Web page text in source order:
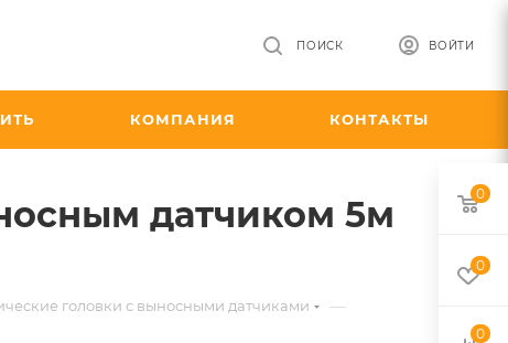
ВОЙТИ
ПОИСК
КОМПАНИЯ КОНТАКТЫ
датчиком 5м
головки с выносными датчиками —
0
0
0